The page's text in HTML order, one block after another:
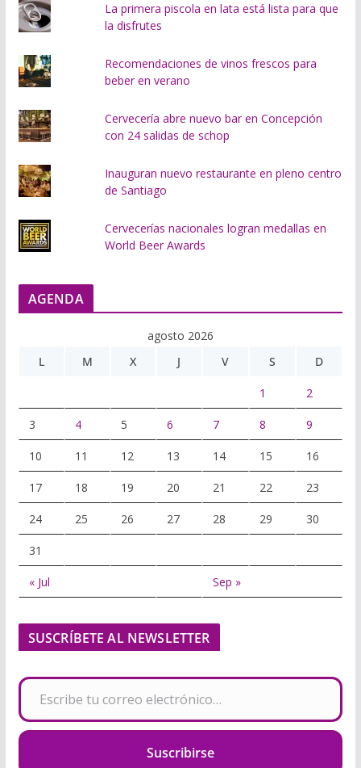
La primera piscola en lata está lista para que
la disfrutes
Recomendaciones de vinos frescos para
beber en verano
Cervecería abre nuevo bar en Concepción
con 24 salidas de schop
Inauguran nuevo restaurante en pleno centro
de Santiago
Cervecerías nacionales logran medallas en
World Beer Awards
AGENDA
agosto 2026
L
M X J V S D
1 2
3 4 5 6 7 8 9
10 11 12 13 14 15 16
17 18 19 20 21 22 23
24 25 26 27 28 29 30
31
« Jul Sep »
SUSCRÍBETE AL NEWSLETTER
Escribe tu correo electrónico…
Suscribirse